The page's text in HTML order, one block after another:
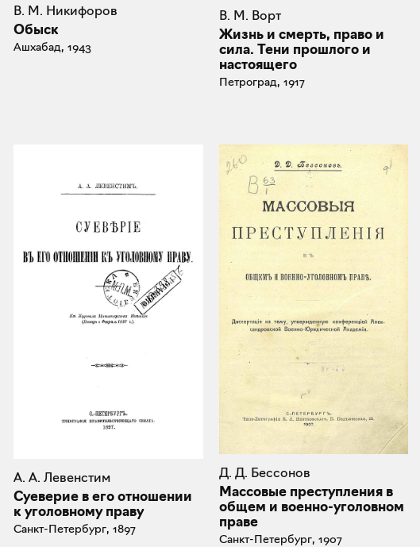
В. М. Никифоров
Обыск
Ашхабад, 1943
В. М. Ворт
Жизнь и смерть, право и
сила. Тени прошлого и
настоящего
Петроград, 1917
А. А. Левенстим
Суеверие в его отношении
к уголовному праву
Санкт-Петербург, 1897
Д. Д. Бессонов
Массовые преступления в
общем и военно-уголовном
праве
Санкт-Петербург, 1907